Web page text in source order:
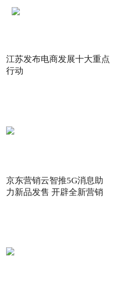
江苏发布电商发展十大重点
行动
京东营销云智推5G消息助
力新品发售 开辟全新营销